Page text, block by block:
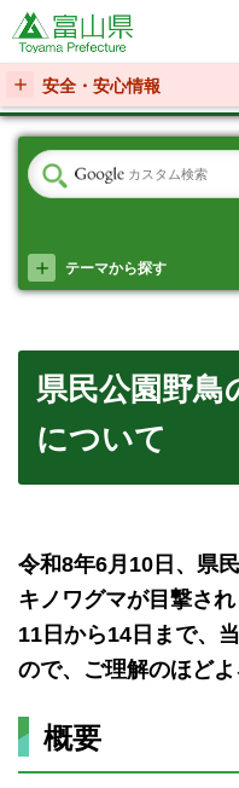
富山県
安全・安心情報
テーマから探す
県民公園野鳥
について
令和8年6月10日、県
キノワグマが目撃さ
11日から14日まで、
ので、ご理解のほどよ
概要